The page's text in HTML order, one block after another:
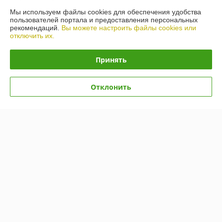
каб.303, Минск, Беларусь
Контакты
Сегодня работает с 09:00 до 18:00
Показать весь график работы
Мы используем файлы cookies для обеспечения удобства
пользователей портала и предоставления персональных
рекомендаций. Вы можете настроить файлы cookies или
отключить их.
Принять
Отклонить